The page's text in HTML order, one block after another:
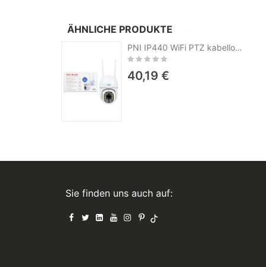
ÄHNLICHE PRODUKTE
PNI IP440 WiFi PTZ kabellose Videoüberwachungskamera, 4 MP, Digitalzoom, Micro-SD-Steckplatz, eigenständig, Bewegungserkennungsalarm, Bewegungsverfolgung
Rating:
40,19 €
Sie finden uns auch auf: